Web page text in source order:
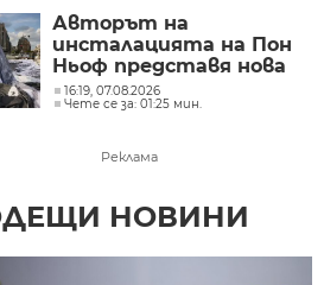
Мирослав Ненков:
Токсично е
отношението към
лекарите през...
Авторът на
инсталацията на Пон
Ньоф представя нова
творба във Ватикана
16:19, 07.08.2026
Чете се за: 01:25 мин.
Реклама
НОВИНИ